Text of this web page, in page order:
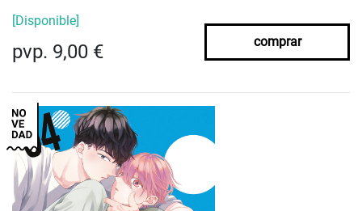
[Disponible]
pvp. 9,00 € comprar